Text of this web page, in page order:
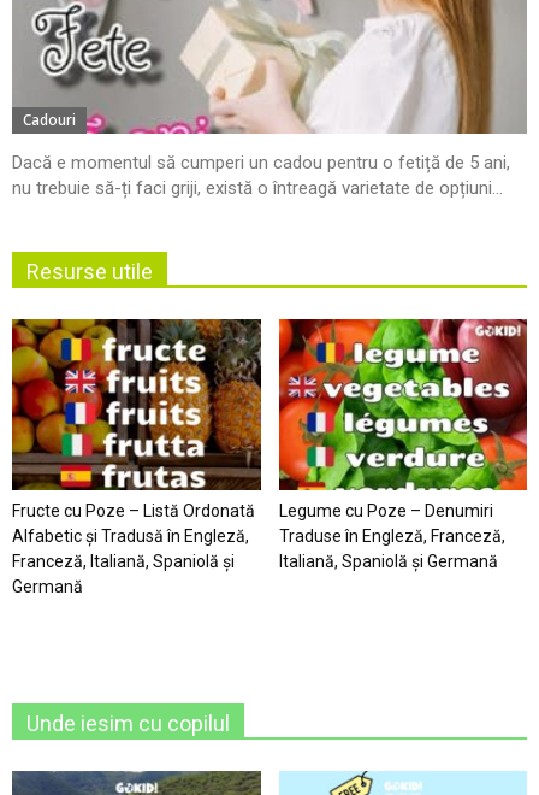
Cadouri
Dacă e momentul să cumperi un cadou pentru o fetiță de 5 ani,
nu trebuie să-ți faci griji, există o întreagă varietate de opțiuni...
Resurse utile
Fructe cu Poze – Listă Ordonată
Alfabetic şi Tradusă în Engleză,
Franceză, Italiană, Spaniolă şi
Germană
Legume cu Poze – Denumiri
Traduse în Engleză, Franceză,
Italiană, Spaniolă şi Germană
Unde iesim cu copilul